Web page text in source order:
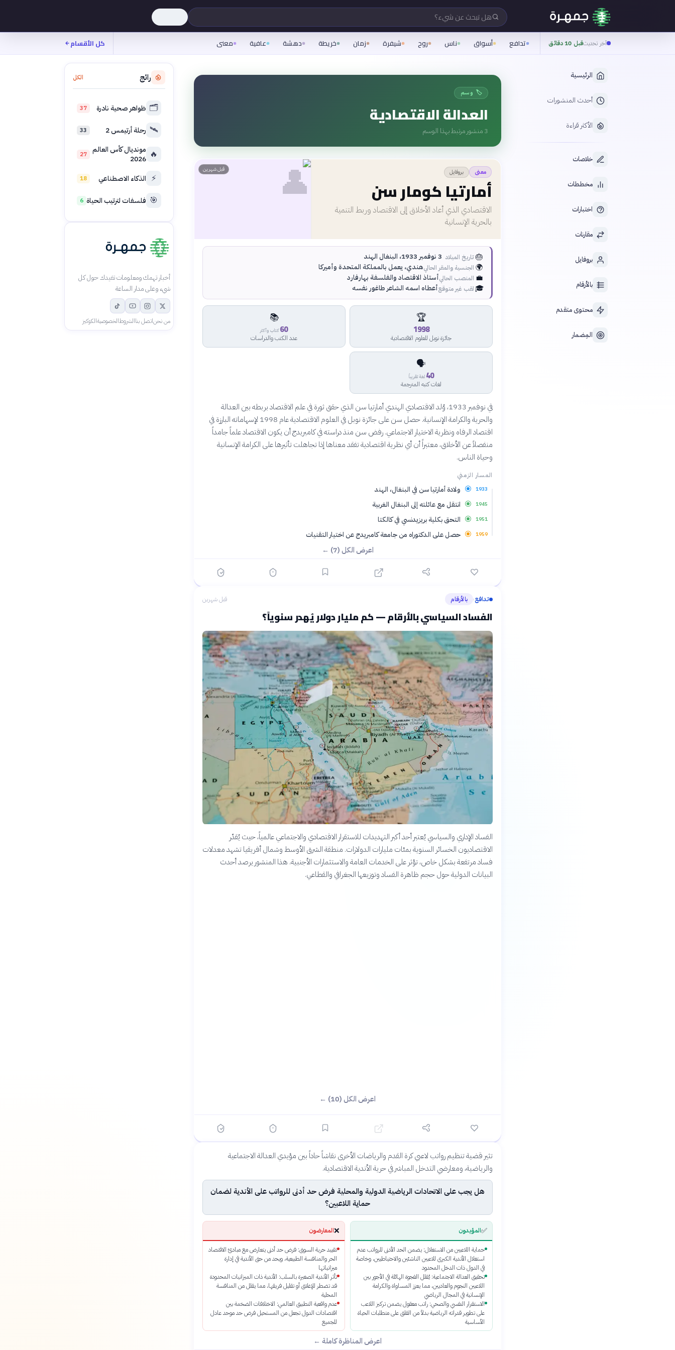
هل تبحث عن شيء؟
آخر تحديثقبل 10 دقائق تدافع أسواق ناس روح شيفرة زمان خريطة دهشة عافية معنى كل الأقسام
الرئيسية
أحدث المنشورات
الأكثر قراءة
خلاصات
مخططات
اختبارات
مقارنات
بروفايل
بالأرقام
محتوى متقدم
المِضمار
🏷️ وسم
العدالة الاقتصادية
3 منشور مرتبط بهذا الوسم
معنى بروفايل
أمارتيا كومار سن
الاقتصادي الذي أعاد الأخلاق إلى الاقتصاد وربط التنمية
بالحرية الإنسانية
قبل شهرين 👤
🎂تاريخ الميلاد 3 نوفمبر 1933، البنغال الهند
🌍 الجنسية والمقر الحاليهندي، يعمل بالمملكة المتحدة وأميركا
💼 المنصب الحاليأستاذ الاقتصاد والفلسفة بهارفارد
🎓لقب غير متوقعأعطاه اسمه الشاعر طاغور نفسه
🏆
1998
جائزة نوبل للعلوم الاقتصادية
📚
60 كتاب وأكثر
عدد الكتب والدراسات
🗣️
40 لغة تقريباً
لغات كتبه المترجمة
في نوفمبر 1933، وُلد الاقتصادي الهندي أمارتيا سن الذي حقق ثورة في علم الاقتصاد بربطه بين العدالة
والحرية والكرامة الإنسانية. حصل سن على جائزة نوبل في العلوم الاقتصادية عام 1998 لإسهاماته البارزة في
اقتصاد الرفاه ونظرية الاختيار الاجتماعي. رفض سن منذ دراسته في كامبريدج أن يكون الاقتصاد علماً جامداً
منفصلاً عن الأخلاق، معتبراً أن أي نظرية اقتصادية تفقد معناها إذا تجاهلت تأثيرها على الكرامة الإنسانية
وحياة الناس.
المسار الزمني
1933 ولادة أمارتيا سن في البنغال، الهند
1945 انتقل مع عائلته إلى البنغال الغربية
1951 التحق بكلية بريزيدنسي في كالكتا
1959 حصل على الدكتوراه من جامعة كامبريدج عن اختيار التقنيات
اعرض الكل (7) ←
تدافع› بالأرقام قبل شهرين
الفساد السياسي بالأرقام — كم مليار دولار يُهدر سنوياً؟
الفساد الإداري والسياسي يُعتبر أحد أكبر التهديدات للاستقرار الاقتصادي والاجتماعي عالمياً، حيث يُقدّر
الاقتصاديون الخسائر السنوية بمئات مليارات الدولارات. منطقة الشرق الأوسط وشمال أفريقيا تشهد معدلات
فساد مرتفعة بشكل خاص، تؤثر على الخدمات العامة والاستثمارات الأجنبية. هذا المنشور يرصد أحدث
البيانات الدولية حول حجم ظاهرة الفساد وتوزيعها الجغرافي والقطاعي.
اعرض الكل (10) ←
✅
المؤيدون
❌
المعارضون
حماسة مناظرة
مناظرة: هل يجب على الاتحادات الرياضية فرض حد أدنى للرواتب في الأندية؟
تثير قضية تنظيم رواتب لاعبي كرة القدم والرياضات الأخرى نقاشاً حاداً بين مؤيدي العدالة الاجتماعية
والرياضية، ومعارضي التدخل المباشر في حرية الأندية الاقتصادية.
هل يجب على الاتحادات الرياضية الدولية والمحلية فرض حد أدنى للرواتب على الأندية لضمان
حماية اللاعبين؟
✅المؤيدون
حماية اللاعبين من الاستغلال: يضمن الحد الأدنى للرواتب عدم
استغلال الأندية الكبرى للاعبين الناشئين والاحتياطيين، وخاصة
في الدول ذات الدخل المحدود
تحقيق العدالة الاجتماعية: يُقلل الفجوة الهائلة في الأجور بين
اللاعبين النجوم والعاديين، مما يعزز المساواة والكرامة
الإنسانية في المجال الرياضي
الاستقرار النفسي والصحي: راتب معقول يضمن تركيز اللاعب
على تطوير قدراته الرياضية بدلاً من القلق على متطلبات الحياة
الأساسية
❌المعارضون
تقييد حرية السوق: فرض حد أدنى يتعارض مع مبادئ الاقتصاد
الحر والمنافسة الطبيعية، ويحد من حق الأندية في إدارة
ميزانياتها
تأثر الأندية الصغيرة بالسلب: الأندية ذات الميزانيات المحدودة
قد تضطر للإغلاق أو تقليل فريقها، مما يقلل من المنافسة
المحلية
عدم واقعية التطبيق العالمي: الاختلافات الضخمة بين
اقتصادات الدول تجعل من المستحيل فرض حد موحد عادل
للجميع
اعرض المناظرة كاملة ←
رائج الكل
🗂️ ظواهر صحية نادرة 37
🛰️ رحلة أرتيمس 2 33
🔥 مونديال كأس العالم
2026
27
⚡ الذكاء الاصطناعي 18
🎯 فلسفات لترتيب الحياة 6
أخبار تهمك ومعلومات تفيدك حول كل
شيء وعلى مدار الساعة
من نحناتصل بناالشروطالخصوصيةالكوكيز